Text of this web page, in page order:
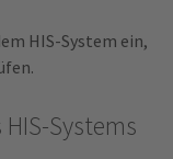
HIS-System ein,
Systems